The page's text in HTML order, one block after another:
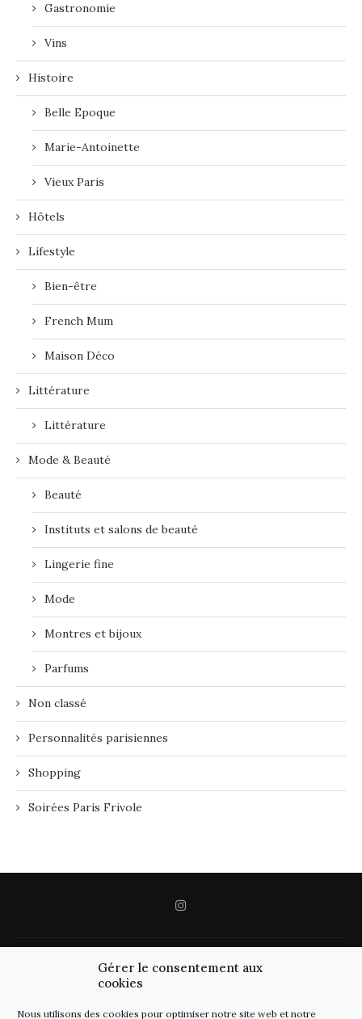
Gérer le consentement aux
cookies
Nous utilisons des cookies pour optimiser notre site web et notre
Gastronomie
Vins
Histoire
Belle Epoque
Marie-Antoinette
Vieux Paris
Hôtels
Lifestyle
Bien-être
French Mum
Maison Déco
Littérature
Littérature
Mode & Beauté
Beauté
Instituts et salons de beauté
Lingerie fine
Mode
Montres et bijoux
Parfums
Non classé
Personnalités parisiennes
Shopping
Soirées Paris Frivole